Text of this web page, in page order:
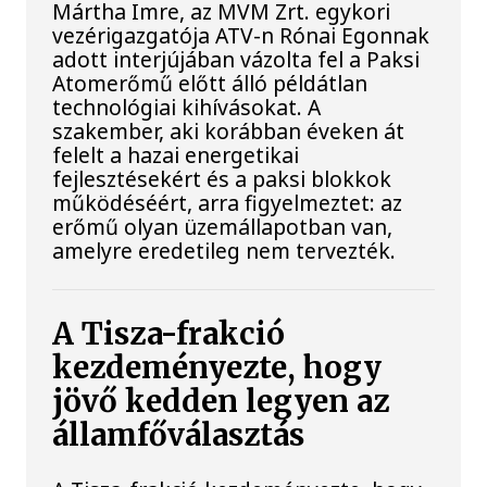
Mártha Imre, az MVM Zrt. egykori
vezérigazgatója ATV-n Rónai Egonnak
adott interjújában vázolta fel a Paksi
Atomerőmű előtt álló példátlan
technológiai kihívásokat. A
szakember, aki korábban éveken át
felelt a hazai energetikai
fejlesztésekért és a paksi blokkok
működéséért, arra figyelmeztet: az
erőmű olyan üzemállapotban van,
amelyre eredetileg nem tervezték.
A Tisza-frakció
kezdeményezte, hogy
jövő kedden legyen az
államfőválasztás